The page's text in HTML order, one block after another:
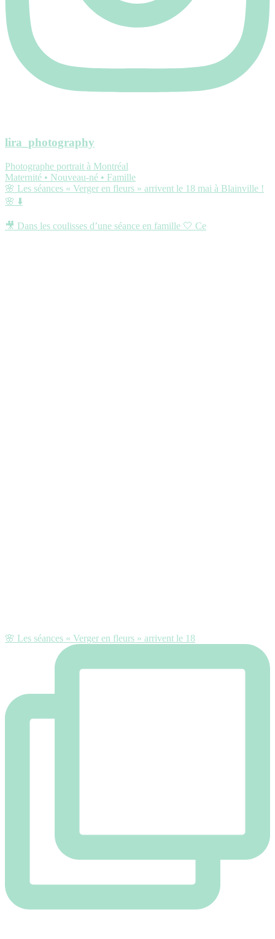
lira_photography
Photographe portrait à Montréal
Maternité • Nouveau-né • Famille
🌸 Les séances « Verger en fleurs » arrivent le 18 mai à Blainville !
🌸 ⬇️
🎥 Dans les coulisses d’une séance en famille 🤍 Ce
🌸 Les séances « Verger en fleurs » arrivent le 18